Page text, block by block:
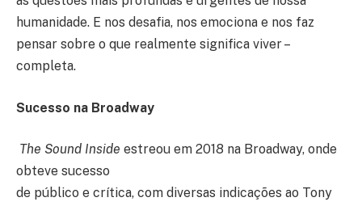
humanidade. E nos desafia, nos emociona e nos faz
pensar sobre o que realmente significa viver –
completa.
Sucesso na Broadway
The Sound Inside estreou em 2018 na Broadway, onde
obteve sucesso
de público e crítica, com diversas indicações ao Tony